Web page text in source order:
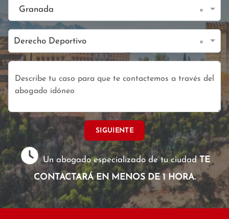
Granada ×
Derecho Deportivo ×
SIGUIENTE
Un abogado especializado de tu ciudadTE
CONTACTARÁ EN MENOS DE 1 HORA.